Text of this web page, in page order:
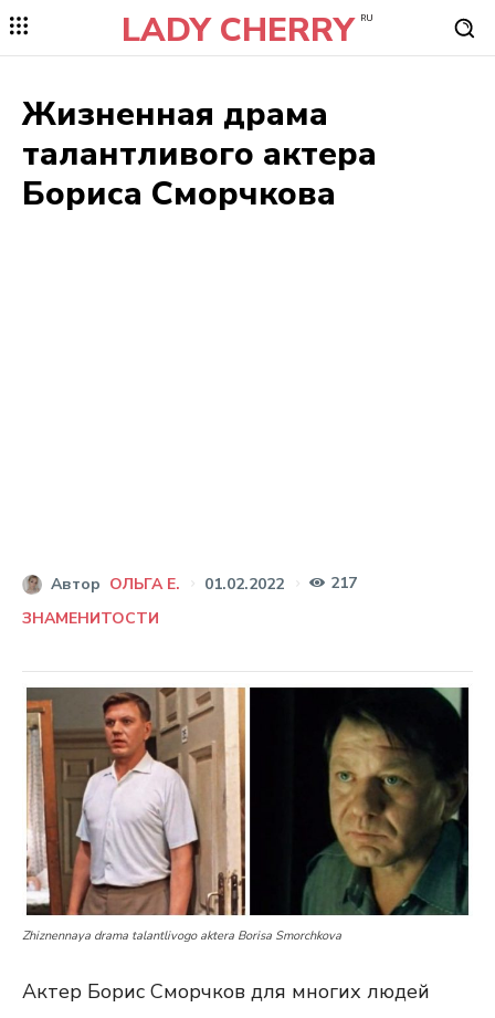
LADY CHERRY RU
Жизненная драма
талантливого актера
Бориса Сморчкова
Автор ОЛЬГА Е. 01.02.2022
217
ЗНАМЕНИТОСТИ
Zhiznennaya drama talantlivogo aktera Borisa Smorchkova
Актер Борис Сморчков для многих людей